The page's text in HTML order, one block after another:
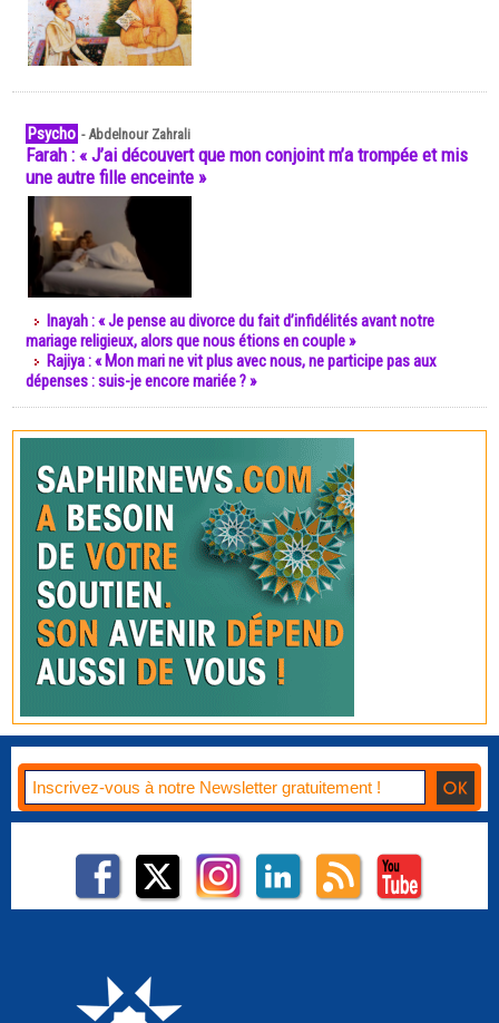
Psycho -Abdelnour Zahrali
Farah : « J’ai découvert que mon conjoint m’a trompée et mis
une autre fille enceinte »
Inayah : « Je pense au divorce du fait d’infidélités avant notre
mariage religieux, alors que nous étions en couple »
Rajiya : « Mon mari ne vit plus avec nous, ne participe pas aux
dépenses : suis-je encore mariée ? »